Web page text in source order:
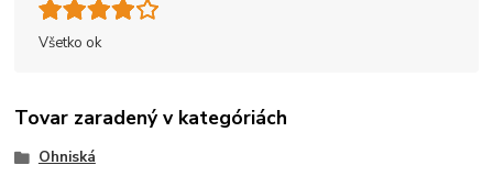
Všetko ok
Tovar zaradený v kategóriách
Ohniská